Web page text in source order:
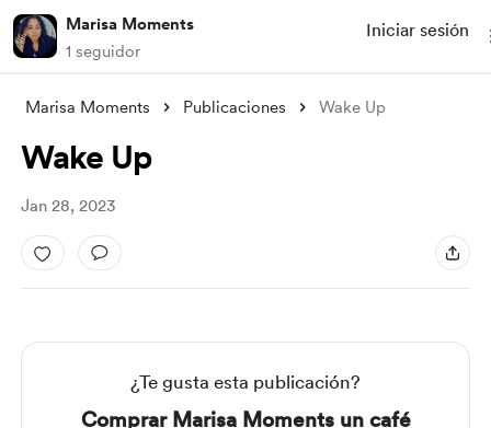
Marisa Moments
1 seguidor
Iniciar sesión
Marisa Moments Publicaciones Wake Up
Wake Up
Jan 28, 2023
¿Te gusta esta publicación?
Comprar Marisa Moments un café